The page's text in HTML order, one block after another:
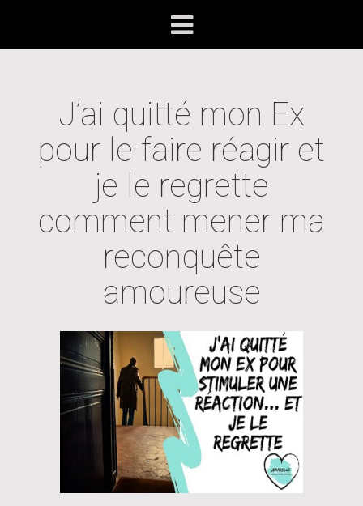
J’ai quitté mon Ex
pour le faire réagir et
je le regrette
comment mener ma
reconquête
amoureuse